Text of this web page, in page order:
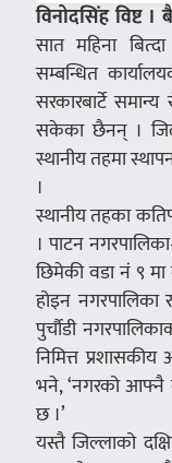
विनोदसिंह विष्ट ।
सात महिना
सम्बन्धित
सरकारबार्टे
सकेका छैनन् ।
स्थानीय तहमा
।
स्थानीय तहका
। पाटन
छिमेकी वडा नं ९ मा
होइन
पुर्चौडी
निमित्त
भने, ‘नगरको आफ्नै
छ ।’
यस्तै जिल्लाको